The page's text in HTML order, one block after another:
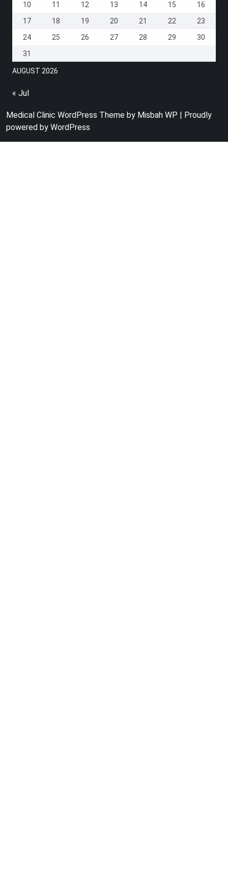
AUGUST 2026
10
11 12 13 14 15
16
17
18 19 20 21 22
23
24
25 26 27 28 29
30
31
« Jul
Medical Clinic WordPress Theme by Misbah WP | Proudly
powered by WordPress